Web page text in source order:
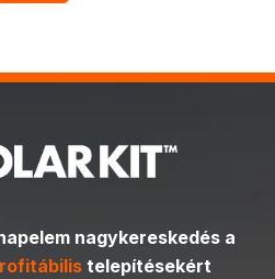
nagykereskedés a
telepítésekért